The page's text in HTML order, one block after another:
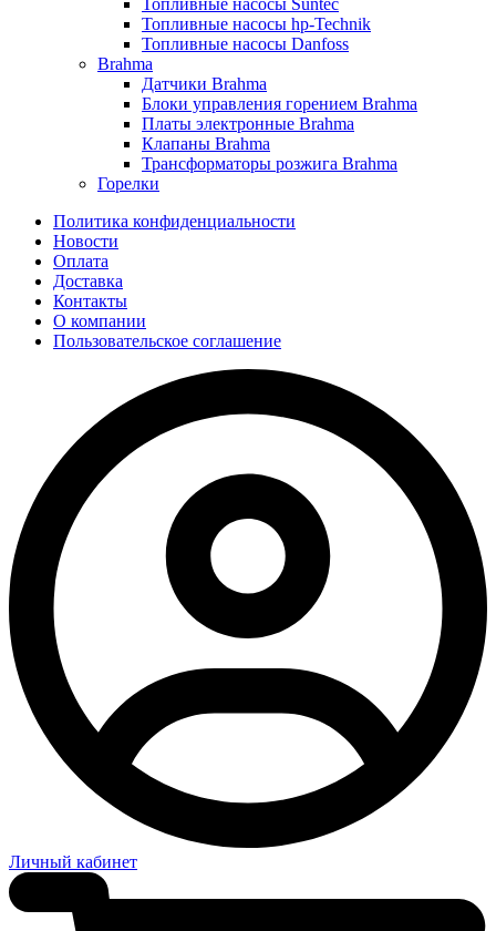
Топливные насосы Suntec
Топливные насосы hp-Technik
Топливные насосы Danfoss
Brahma
Датчики Brahma
Блоки управления горением Brahma
Платы электронные Brahma
Клапаны Brahma
Трансформаторы розжига Brahma
Горелки
Политика конфиденциальности
Новости
Оплата
Доставка
Контакты
О компании
Пользовательское соглашение
Личный кабинет